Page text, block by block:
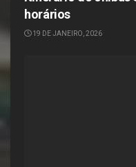
horários
19 DE JANEIRO, 2026